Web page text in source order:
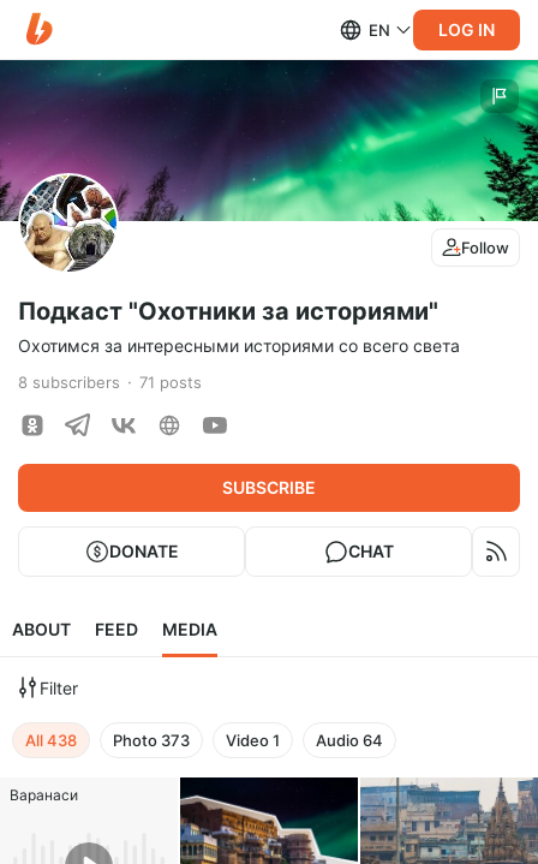
EN LOG IN
Follow
Подкаст "Охотники за историями"
Охотимся за интересными историями со всего света
8 subscribers 71 posts
SUBSCRIBE
DONATE CHAT
ABOUT FEED MEDIA
Filter
All438 Photo 373 Video1 Audio64
Варанаси